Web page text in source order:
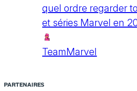
quel ordre regarder
et séries Marvel en
TeamMarvel
PARTENAIRES